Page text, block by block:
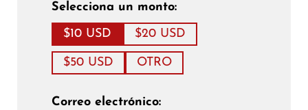
Selecciona un monto:
$10 USD $20 USD
$50 USD OTRO
Correo electrónico: